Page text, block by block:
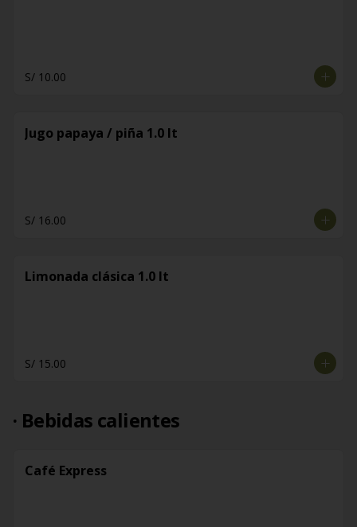
S/ 10.00
Jugo papaya / piña 1.0 lt
S/ 16.00
Limonada clásica 1.0 lt
S/ 15.00
· Bebidas calientes
Café Express